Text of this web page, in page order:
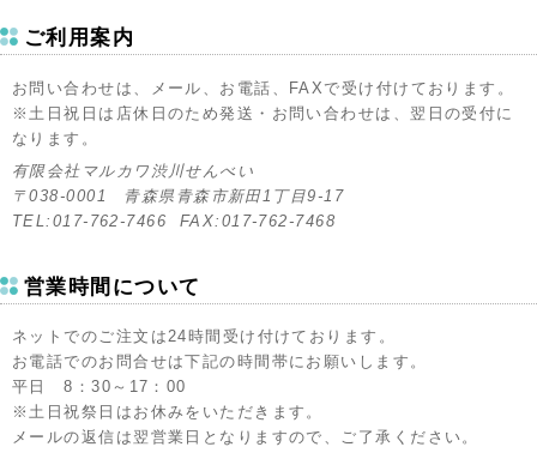
ご利用案内
お問い合わせは、メール、お電話、FAXで受け付けております。
※土日祝日は店休日のため発送・お問い合わせは、翌日の受付に
なります。
有限会社マルカワ渋川せんべい
〒038-0001 青森県青森市新田1丁目9-17
TEL:017-762-7466 FAX:017-762-7468
営業時間について
ネットでのご注文は24時間受け付けております。
お電話でのお問合せは下記の時間帯にお願いします。
平日 8：30～17：00
※土日祝祭日はお休みをいただきます。
メールの返信は翌営業日となりますので、ご了承ください。